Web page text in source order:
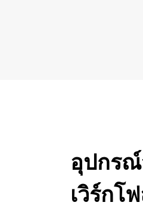
อุปกรณ์
เวิร์กโ